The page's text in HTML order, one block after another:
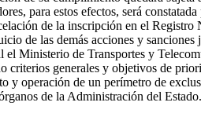
para estos efectos, será
de la inscripción en el
de las demás acciones y
Ministerio de Transportes y
generales y objetivos de
operación de un perímetro de
de la Administración del Estado.